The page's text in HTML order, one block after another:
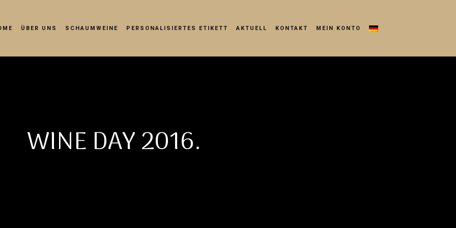
ÜBER UNS SCHAUMWEINE PERSONALISIERTES ETIKETT AKTUELL KONTAKT MEIN KONTO
WINE DAY 2016.